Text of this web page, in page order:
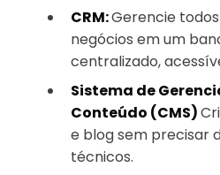
CRM:Gerencie
negócios em um
centralizado,
Sistema de
Conteúdo (CMS)
e blog sem precisar
técnicos.